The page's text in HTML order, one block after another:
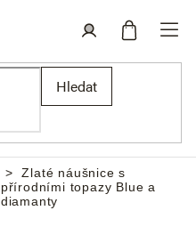
Hledat
Zlaté náušnice s
přírodními topazy Blue a
diamanty